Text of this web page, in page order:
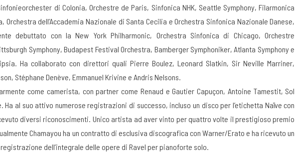
di Colonia, Orchestre de Paris, Sinfonica NHK, Seattle Symphony, Filarmonica
Orchestra dell’Accademia Nazionale di Santa Cecilia e Orchestra Sinfonica Nazionale Danese,
debuttato con la New York Philharmonic, Orchestra Sinfonica di Chicago, Orchestre
Symphony, Budapest Festival Orchestra, Bamberger Symphoniker, Atlanta Symphony e
Ha collaborato con direttori quali Pierre Boulez, Leonard Slatkin, Sir Neville Marriner,
Stéphane Denève, Emmanuel Krivine e Andris Nelsons.
come camerista, con partner come Renaud e Gautier Capuçon, Antoine Tamestit, Sol
Ha al suo attivo numerose registrazioni di successo, incluso un disco per l’etichetta Naïve con
diversi riconoscimenti. Unico artista ad aver vinto per quattro volte il prestigioso premio
Chamayou ha un contratto di esclusiva discografica con Warner/Erato e ha ricevuto un
registrazione dell’integrale delle opere di Ravel per pianoforte solo.